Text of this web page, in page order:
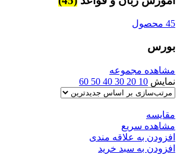
45 محصول
بورس
مشاهده مجموعه
نمایش 10
20
30
40
50
60
مقایسه
مشاهده سریع
افزودن به علاقه مندی
افزودن به سبد خرید